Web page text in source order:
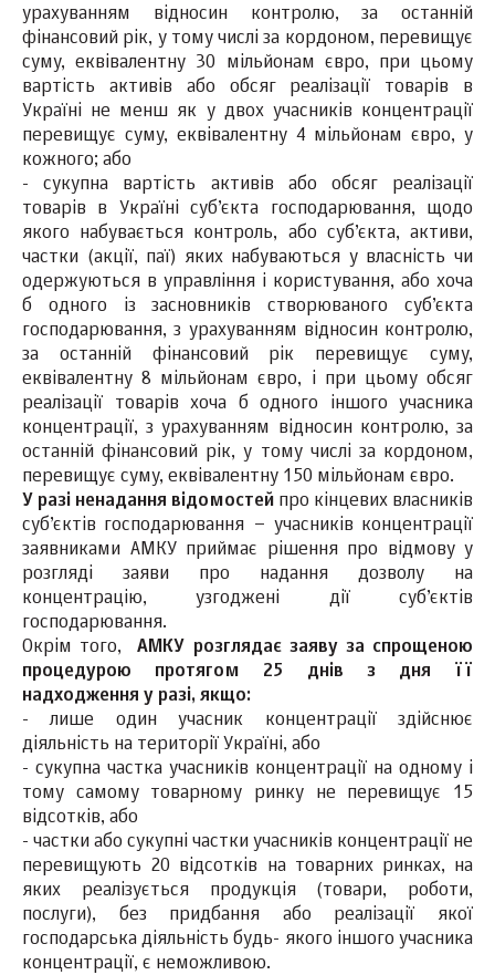
урахуванням відносин контролю, за останній
фінансовий рік, у тому числі за кордоном, перевищує
суму, еквівалентну 30 мільйонам євро, при цьому
вартість активів або обсяг реалізації товарів в
Україні не менш як у двох учасників концентрації
перевищує суму, еквівалентну 4 мільйонам євро, у
кожного; або
- сукупна вартість активів або обсяг реалізації
товарів в Україні суб’єкта господарювання, щодо
якого набувається контроль, або суб’єкта, активи,
частки (акції, паї) яких набуваються у власність чи
одержуються в управління і користування, або хоча
б одного із засновників створюваного суб’єкта
господарювання, з урахуванням відносин контролю,
за останній фінансовий рік перевищує суму,
еквівалентну 8 мільйонам євро, і при цьому обсяг
реалізації товарів хоча б одного іншого учасника
концентрації, з урахуванням відносин контролю, за
останній фінансовий рік, у тому числі за кордоном,
перевищує суму, еквівалентну 150 мільйонам євро.
У разі ненадання відомостей про кінцевих власників
суб’єктів господарювання – учасників концентрації
заявниками АМКУ приймає рішення про відмову у
розгляді заяви про надання дозволу на
концентрацію, узгоджені дії суб’єктів
господарювання.
Окрім того,АМКУ розглядає заяву за спрощеною
процедурою протягом 25 днів з дня її
надходження у разі, якщо:
- лише один учасник концентрації здійснює
діяльність на території Україні, або
- сукупна частка учасників концентрації на одному і
тому самому товарному ринку не перевищує 15
відсотків, або
- частки або сукупні частки учасників концентрації не
перевищують 20 відсотків на товарних ринках, на
яких реалізується продукція (товари, роботи,
послуги), без придбання або реалізації якої
господарська діяльність будь- якого іншого учасника
концентрації, є неможливою.